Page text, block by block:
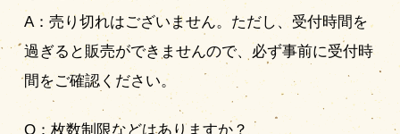
A：売り切れはございません。ただし、受付時間を
過ぎると販売ができませんので、必ず事前に受付時
間をご確認ください。
Q：枚数制限などはありますか？